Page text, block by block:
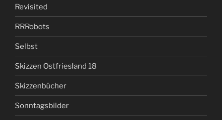
Revisited
RRRobots
Selbst
Skizzen Ostfriesland 18
Skizzenbücher
Sonntagsbilder